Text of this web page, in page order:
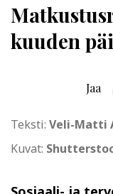
kuuden
Teksti: Veli-Matti
Kuvat:
Jaa